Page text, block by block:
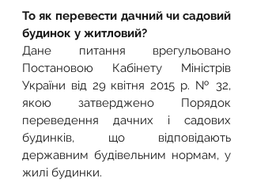
То як перевести дачний чи садовий
будинок у житловий?
Дане питання врегульовано
Постановою Кабінету Міністрів
України від 29 квітня 2015 р. № 32,
якою затверджено Порядок
переведення дачних і садових
будинків, що відповідають
державним будівельним нормам, у
жилі будинки.